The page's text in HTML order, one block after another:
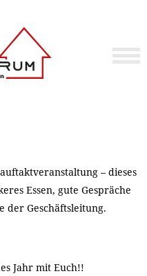
– dieses
Essen, gute Gespräche
der Geschäftsleitung.
Jahr mit Euch!!